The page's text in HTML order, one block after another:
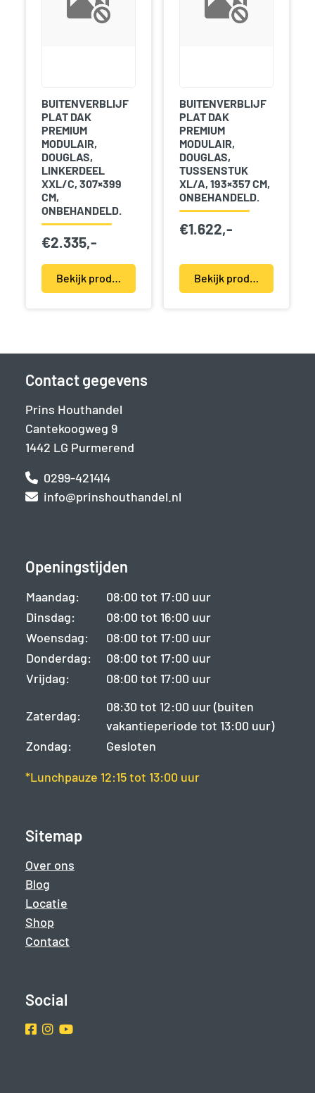
BUITENVERBLIJF
PLAT DAK
PREMIUM
MODULAIR,
DOUGLAS,
LINKERDEEL
XXL/C, 307×399
CM,
ONBEHANDELD.
€2.335,-
Bekijk product(en)
BUITENVERBLIJF
PLAT DAK
PREMIUM
MODULAIR,
DOUGLAS,
TUSSENSTUK
XL/A, 193×357 CM,
ONBEHANDELD.
€1.622,-
Bekijk product(en)
Contact gegevens
Prins Houthandel
Cantekoogweg 9
1442 LG Purmerend
0299-421414
info@prinshouthandel.nl
Openingstijden
Maandag:
08:00 tot 17:00 uur
Dinsdag:
08:00 tot 16:00 uur
Woensdag:
08:00 tot 17:00 uur
Donderdag:
08:00 tot 17:00 uur
Vrijdag:
08:00 tot 17:00 uur
Zaterdag:
08:30 tot 12:00 uur (buiten
vakantieperiode tot 13:00 uur)
Zondag:
Gesloten
*Lunchpauze 12:15 tot 13:00 uur
Sitemap
Over ons
Blog
Locatie
Shop
Contact
Social
Facebook
Instragram
Youtube